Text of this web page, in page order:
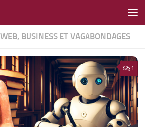
WEB, BUSINESS ET VAGABONDAGES
1